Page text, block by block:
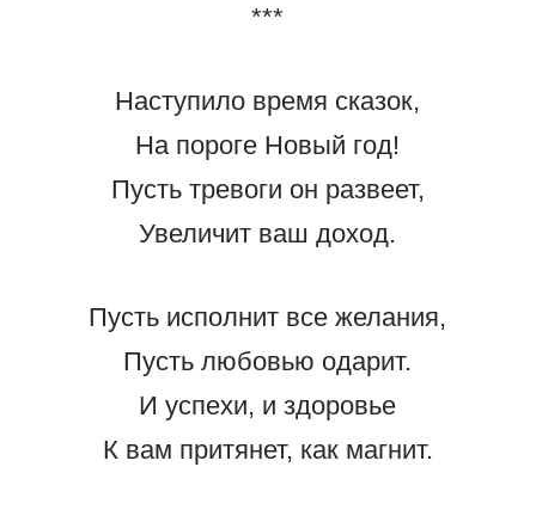
***
Наступило время сказок,
На пороге Новый год!
Пусть тревоги он развеет,
Увеличит ваш доход.
Пусть исполнит все желания,
Пусть любовью одарит.
И успехи, и здоровье
К вам притянет, как магнит.